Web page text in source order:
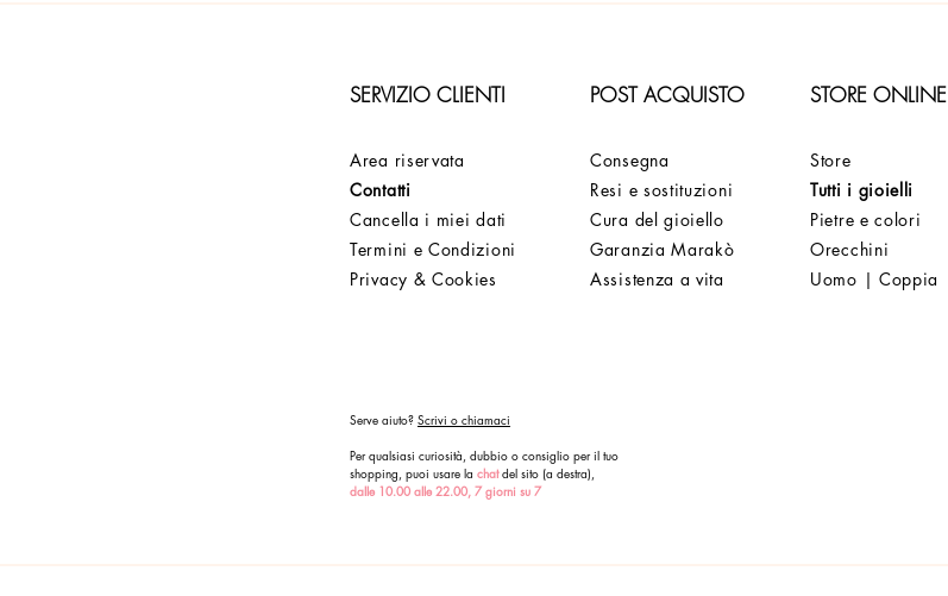
SERVIZIO CLIENTI POST ACQUISTO STORE ONLINE
Area riservata
Contatti
Cancella i miei dati
Termini e Condizioni
Privacy & Cookies
Consegna
Resi e sostituzioni
Cura del gioiello
Garanzia Marakò
Assistenza a vita
Store
Tutti i gioielli
Pietre e colori
Orecchini
Uomo | Coppia
Serve aiuto? Scrivi o chiamaci
Per qualsiasi curiosità, dubbio o consiglio per il tuo
shopping, puoi usare la chatdel sito (a destra),
dalle 10.00 alle 22.00, 7 giorni su 7